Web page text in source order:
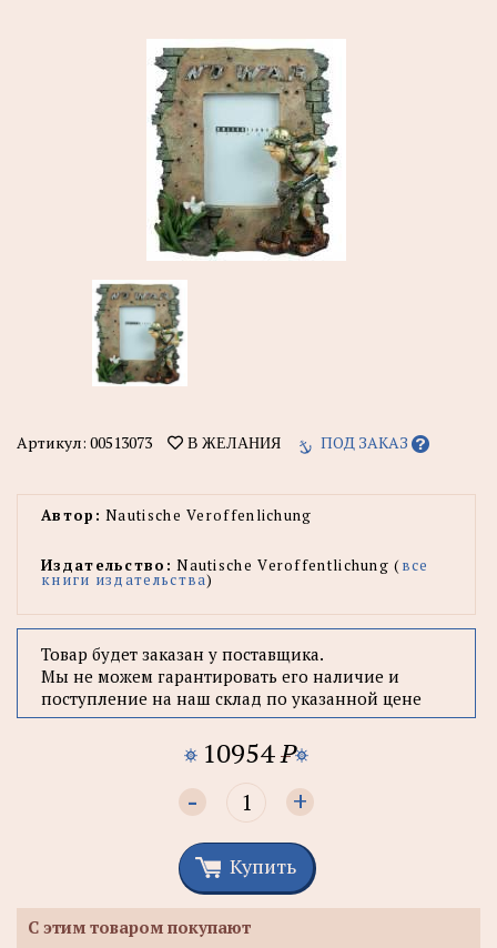
Артикул: 00513073 В ЖЕЛАНИЯ ПОД ЗАКАЗ
Автор: Nautische Veroffenlichung
Издательство: Nautische Veroffentlichung (все
книги издательства)
Товар будет заказан у поставщика.
Мы не можем гарантировать его наличие и
поступление на наш склад по указанной цене
10954P
- +
Купить
С этим товаром покупают